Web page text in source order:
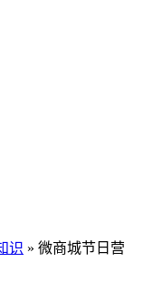
识 » 微商城节日营